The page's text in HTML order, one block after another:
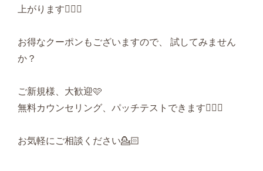
上がります✊🏻💕
お得なクーポンもございますので、 試してみません
か？
ご新規様、大歓迎🩷
無料カウンセリング、パッチテストできます🙆🏻‍♀️
お気軽にご相談ください💁🏻